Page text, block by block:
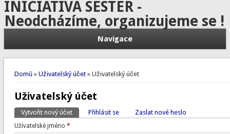
INICIATIVA SESTER -
Neodcházíme, organizujeme se !
Navigace
Jste zde
Domů» Uživatelský účet» Uživatelský účet
Uživatelský účet
Hlavní záložky
Vytvořit nový účet(aktivní záložka)
Přihlásit se Zaslat nové heslo
Uživatelské jméno *